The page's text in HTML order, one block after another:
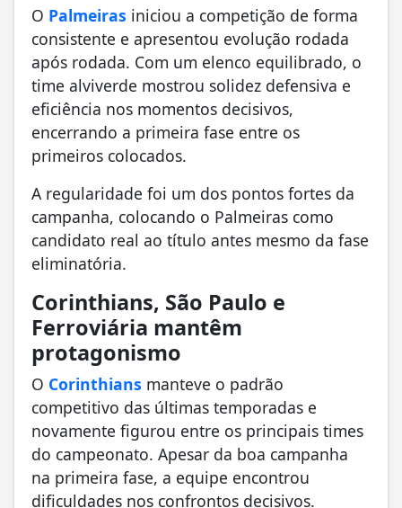
O Palmeiras iniciou a competição de forma
consistente e apresentou evolução rodada
após rodada. Com um elenco equilibrado, o
time alviverde mostrou solidez defensiva e
eficiência nos momentos decisivos,
encerrando a primeira fase entre os
primeiros colocados.
A regularidade foi um dos pontos fortes da
campanha, colocando o Palmeiras como
candidato real ao título antes mesmo da fase
eliminatória.
Corinthians, São Paulo e
Ferroviária mantêm
protagonismo
O Corinthians manteve o padrão
competitivo das últimas temporadas e
novamente figurou entre os principais times
do campeonato. Apesar da boa campanha
na primeira fase, a equipe encontrou
dificuldades nos confrontos decisivos.